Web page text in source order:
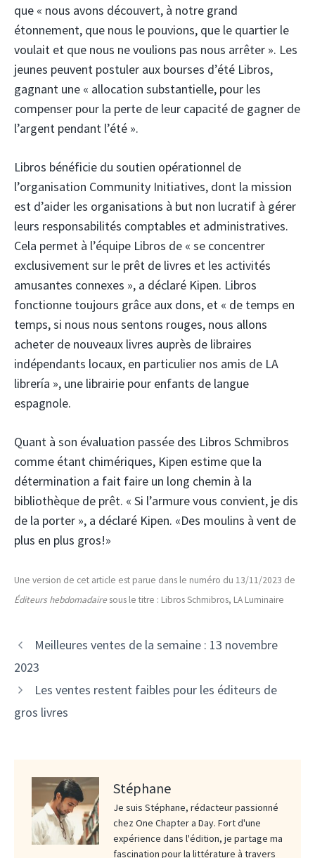
que « nous avons découvert, à notre grand
étonnement, que nous le pouvions, que le quartier le
voulait et que nous ne voulions pas nous arrêter ». Les
jeunes peuvent postuler aux bourses d’été Libros,
gagnant une « allocation substantielle, pour les
compenser pour la perte de leur capacité de gagner de
l’argent pendant l’été ».
Libros bénéficie du soutien opérationnel de
l’organisation Community Initiatives, dont la mission
est d’aider les organisations à but non lucratif à gérer
leurs responsabilités comptables et administratives.
Cela permet à l’équipe Libros de « se concentrer
exclusivement sur le prêt de livres et les activités
amusantes connexes », a déclaré Kipen. Libros
fonctionne toujours grâce aux dons, et « de temps en
temps, si nous nous sentons rouges, nous allons
acheter de nouveaux livres auprès de libraires
indépendants locaux, en particulier nos amis de LA
librería », une librairie pour enfants de langue
espagnole.
Quant à son évaluation passée des Libros Schmibros
comme étant chimériques, Kipen estime que la
détermination a fait faire un long chemin à la
bibliothèque de prêt. « Si l’armure vous convient, je dis
de la porter », a déclaré Kipen. «Des moulins à vent de
plus en plus gros!»
Une version de cet article est parue dans le numéro du 13/11/2023 de
Éditeurs hebdomadairesous le titre : Libros Schmibros, LA Luminaire
Meilleures ventes de la semaine : 13 novembre
2023
Les ventes restent faibles pour les éditeurs de
gros livres
Stéphane
Je suis Stéphane, rédacteur passionné
chez One Chapter a Day. Fort d'une
expérience dans l'édition, je partage ma
fascination pour la littérature à travers